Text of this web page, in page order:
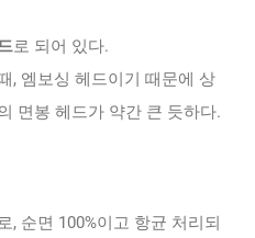
로 되어 있다.
, 엠보싱 헤드이기 때문에 상
면봉 헤드가 약간 큰 듯하다.
, 순면 100%이고 항균 처리되